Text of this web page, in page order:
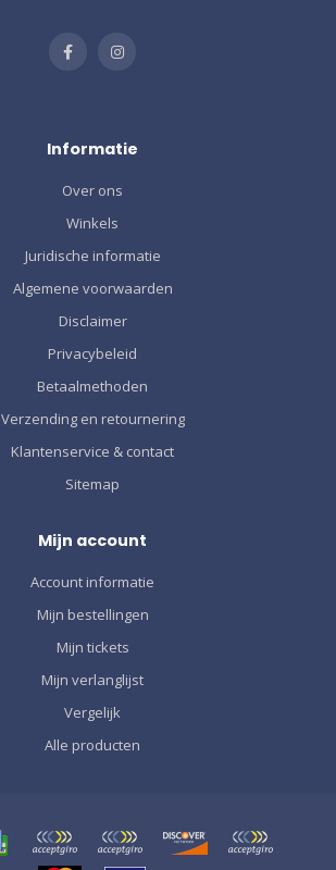
Informatie
Over ons
Winkels
Juridische informatie
Algemene voorwaarden
Disclaimer
Privacybeleid
Betaalmethoden
Verzending en retournering
Klantenservice & contact
Sitemap
Mijn account
Account informatie
Mijn bestellingen
Mijn tickets
Mijn verlanglijst
Vergelijk
Alle producten